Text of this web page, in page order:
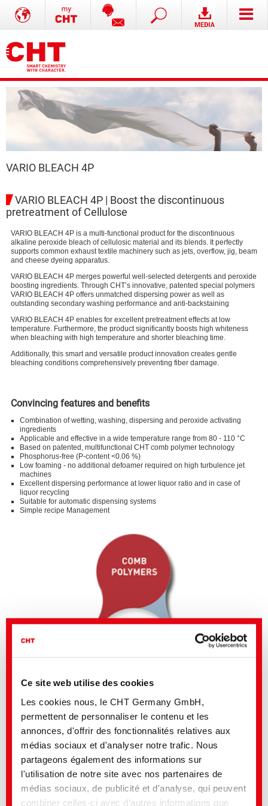
Ce site web utilise des cookies
Les cookies nous, le CHT Germany GmbH,
permettent de personnaliser le contenu et les
annonces, d'offrir des fonctionnalités relatives aux
médias sociaux et d'analyser notre trafic. Nous
partageons également des informations sur
l'utilisation de notre site avec nos partenaires de
médias sociaux, de publicité et d'analyse, qui peuvent
combiner celles-ci avec d'autres informations que
VARIO BLEACH 4P
VARIO BLEACH 4P | Boost the discontinuous
pretreatment of Cellulose
VARIO BLEACH 4P is a multi-functional product for the discontinuous
alkaline peroxide bleach of cellulosic material and its blends. It perfectly
supports common exhaust textile machinery such as jets, overflow, jig, beam
and cheese dyeing apparatus.
VARIO BLEACH 4P merges powerful well-selected detergents and peroxide
boosting ingredients. Through CHT’s innovative, patented special polymers
VARIO BLEACH 4P offers unmatched dispersing power as well as
outstanding secondary washing performance and anti-backstaining
VARIO BLEACH 4P enables for excellent pretreatment effects at low
temperature. Furthermore, the product significantly boosts high whiteness
when bleaching with high temperature and shorter bleaching time.
Additionally, this smart and versatile product innovation creates gentle
bleaching conditions comprehensively preventing fiber damage.
Convincing features and benefits
Combination of wetting, washing, dispersing and peroxide activating
ingredients
Applicable and effective in a wide temperature range from 80 - 110 °C
Based on patented, multifunctional CHT comb polymer technology
Phosphorus-free (P-content <0.06 %)
Low foaming - no additional defoamer required on high turbulence jet
machines
Excellent dispersing performance at lower liquor ratio and in case of
liquor recycling
Suitable for automatic dispensing systems
Simple recipe Management
Ecologically and economically sound
Saves resources: less water, less wastewater
Less chemical consumption overall
Flexible application at low temperature to save energy or at